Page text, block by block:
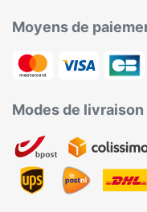
Moyens de
Modes de livraison